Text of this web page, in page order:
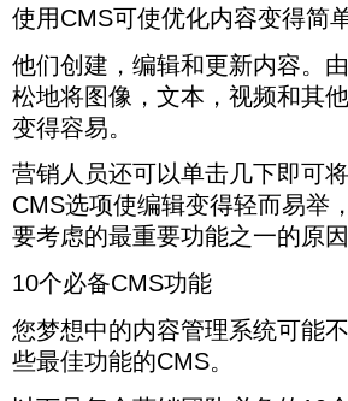
使用CMS可使优化内容变得简
他们创建，编辑和更新内容。
松地将图像，文本，视频和其
变得容易。
营销人员还可以单击几下即可
CMS选项使编辑变得轻而易举
要考虑的最重要功能之一的原因
10个必备CMS功能
您梦想中的内容管理系统可能
些最佳功能的CMS。